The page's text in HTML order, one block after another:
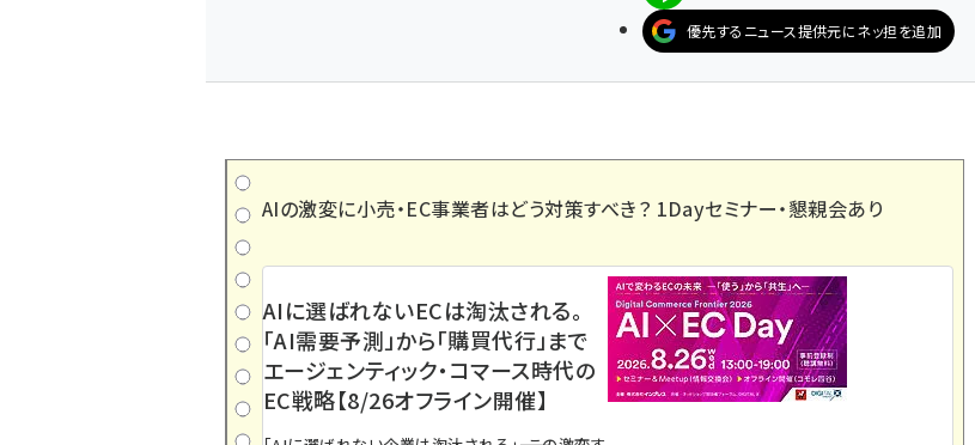
優先するニュース提供元にネッ担を追加
AIの激変に小売・EC事業者はどう対策すべき？ 1Dayセミナー・懇親会あり
AIに選ばれないECは淘汰される。
「AI需要予測」から「購買代行」まで
エージェンティック・コマース時代の
EC戦略【8/26オフライン開催】